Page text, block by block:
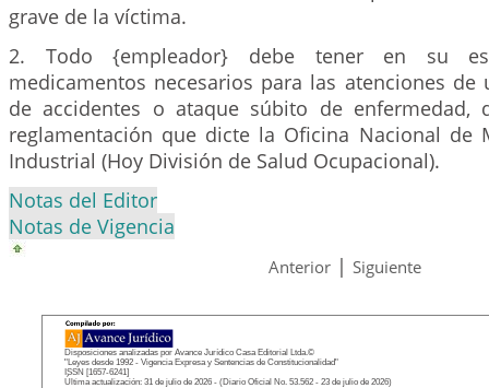
grave de la víctima.
2. Todo {empleador} debe tener en su
medicamentos necesarios para las atenciones de
de accidentes o ataque súbito de enfermedad,
reglamentación que dicte la Oficina Nacional de
Industrial (Hoy División de Salud Ocupacional).
Notas del Editor
Notas de Vigencia
Anterior | Siguiente
Disposiciones analizadas por Avance Jurídico Casa Editorial Ltda.©
"Leyes desde 1992 - Vigencia Expresa y Sentencias de Constitucionalidad"
ISSN [1657-6241]
Última actualización: 31 de julio de 2026 - (Diario Oficial No. 53.562 - 23 de julio de 2026)